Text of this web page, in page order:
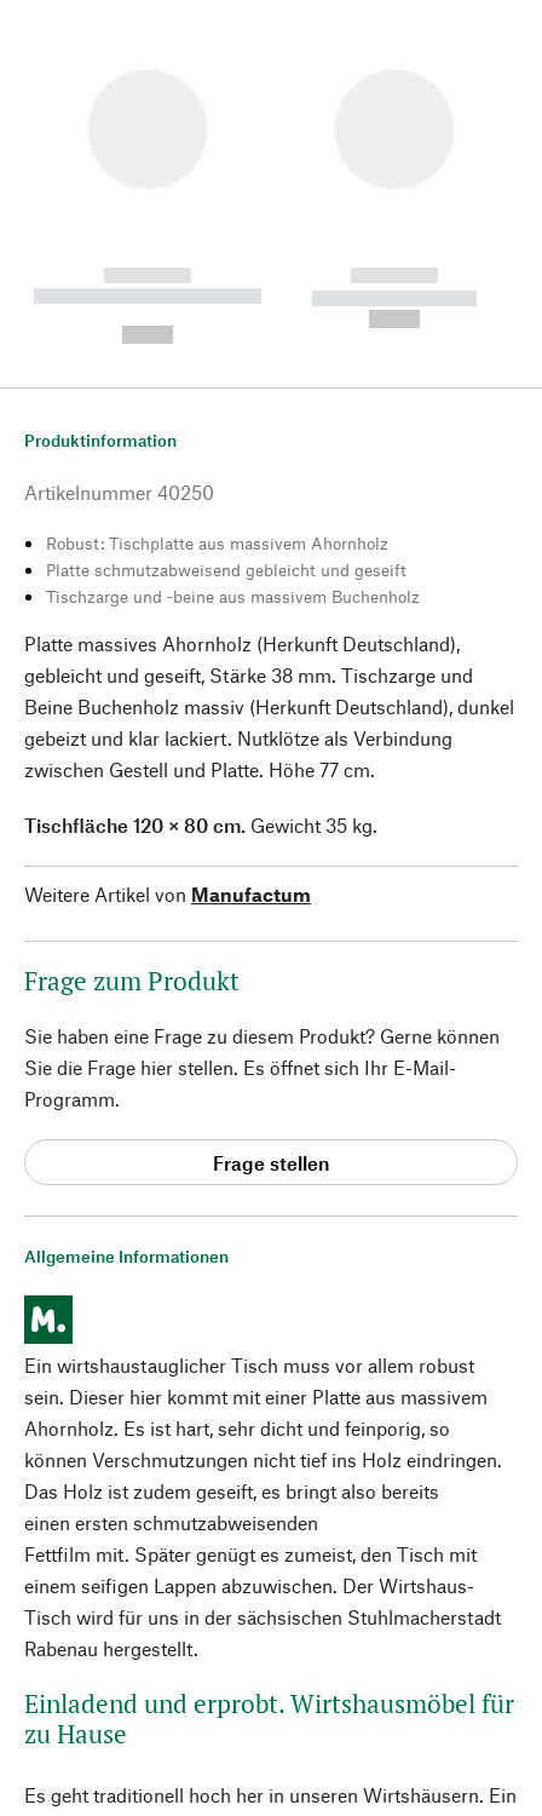
------------
----------- ----------- --------
------------
----------- -----------
Allgemeine Informationen
Ein wirtshaustauglicher Tisch muss vor allem robust
sein. Dieser hier kommt mit einer Platte aus massivem
Ahornholz. Es ist hart, sehr dicht und feinporig, so
können Verschmutzungen nicht tief ins Holz eindringen.
Das Holz ist zudem geseift, es bringt also bereits
einen ersten schmutzabweisenden
Fettfilm mit. Später genügt es zumeist, den Tisch mit
einem seifigen Lappen abzuwischen. Der Wirtshaus-
Tisch wird für uns in der sächsischen Stuhlmacherstadt
Rabenau hergestellt.
Einladend und erprobt. Wirtshausmöbel für
zu Hause
Es geht traditionell hoch her in unseren Wirtshäusern. Ein
Produktinformation
Artikelnummer 40250
Robust: Tischplatte aus massivem Ahornholz
Platte schmutzabweisend gebleicht und geseift
Tischzarge und -beine aus massivem Buchenholz
Platte massives Ahornholz (Herkunft Deutschland),
gebleicht und geseift, Stärke 38 mm. Tischzarge und
Beine Buchenholz massiv (Herkunft Deutschland), dunkel
gebeizt und klar lackiert. Nutklötze als Verbindung
zwischen Gestell und Platte. Höhe 77 cm.
Tischfläche 120 × 80 cm. Gewicht 35 kg.
Weitere Artikel von Manufactum
Frage zum Produkt
Sie haben eine Frage zu diesem Produkt? Gerne können
Sie die Frage hier stellen. Es öffnet sich Ihr E-Mail-
Programm.
Frage stellen